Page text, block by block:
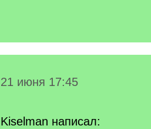
21 июня 17:45
Kiselman написал: